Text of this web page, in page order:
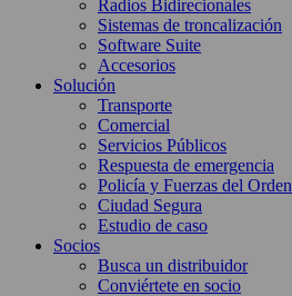
Radios Bidirecionales
Sistemas de troncalización
Software Suite
Accesorios
Solución
Transporte
Comercial
Servicios Públicos
Respuesta de emergencia
Policía y Fuerzas del Orden
Ciudad Segura
Estudio de caso
Socios
Busca un distribuidor
Conviértete en socio